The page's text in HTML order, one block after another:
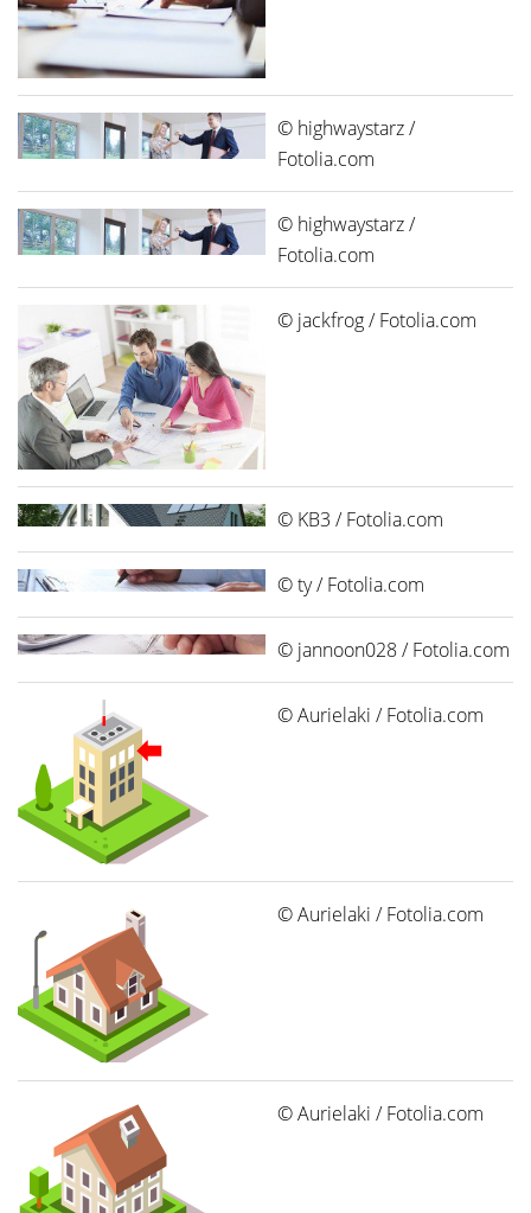
© highwaystarz /
Fotolia.com
© highwaystarz /
Fotolia.com
© jackfrog / Fotolia.com
© KB3 / Fotolia.com
© ty / Fotolia.com
© jannoon028 / Fotolia.com
© Aurielaki / Fotolia.com
© Aurielaki / Fotolia.com
© Aurielaki / Fotolia.com